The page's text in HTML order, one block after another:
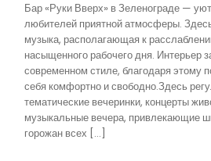
Бар «Руки Вверх» в Зеленограде —
любителей приятной атмосферы.
музыка, располагающая к
насыщенного рабочего дня. Интерьер
современном стиле, благодаря этому
себя комфортно и свободно.Здесь
тематические вечеринки, концерты
музыкальные вечера, привлекающие
горожан всех […]